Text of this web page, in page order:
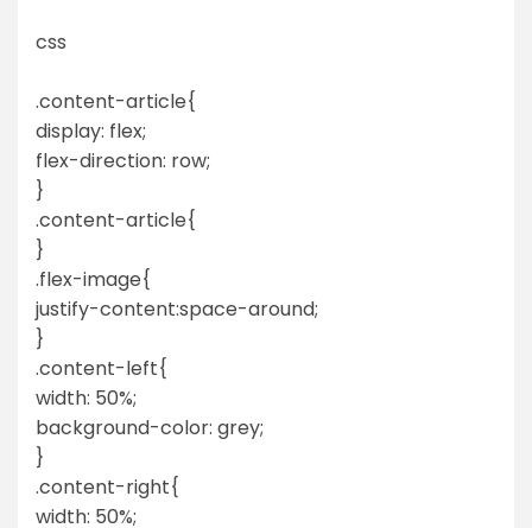
css
.content-article{
display: flex;
flex-direction: row;
}
.content-article{
}
.flex-image{
justify-content:space-around;
}
.content-left{
width: 50%;
background-color: grey;
}
.content-right{
width: 50%;